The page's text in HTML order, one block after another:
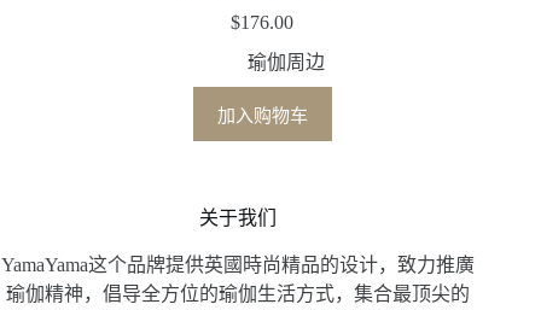
$176.00
瑜伽周边
加入购物车
关于我们
YamaYama这个品牌提供英國時尚精品的设计，致力推廣
瑜伽精神，倡导全方位的瑜伽生活方式，集合最顶尖的